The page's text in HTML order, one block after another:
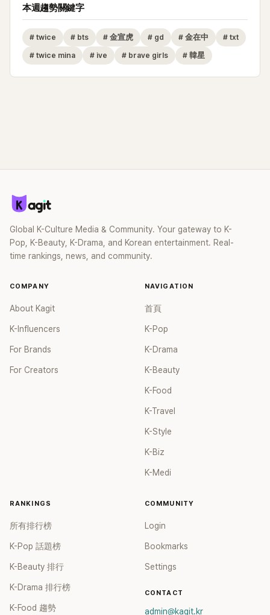
本週趨勢關鍵字
# twice # bts # 金宣虎 # gd # 金在中 # txt
# twice mina # ive # brave girls # 韓星
Global K-Culture Media & Community. Your gateway to K-
Pop, K-Beauty, K-Drama, and Korean entertainment. Real-
time rankings, news, and community.
COMPANY
About Kagit
K-Influencers
For Brands
For Creators
NAVIGATION
首頁
K-Pop
K-Drama
K-Beauty
K-Food
K-Travel
K-Style
K-Biz
K-Medi
RANKINGS
所有排行榜
K-Pop 話題榜
K-Beauty 排行
K-Drama 排行榜
K-Food 趨勢
COMMUNITY
Login
Bookmarks
Settings
CONTACT
admin@kagit.kr